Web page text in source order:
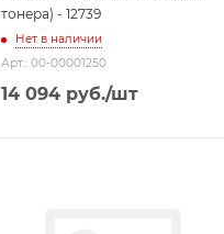
тонера) - 12739
Нет в наличии
Арт.: 00-00001250
14 094 руб./шт